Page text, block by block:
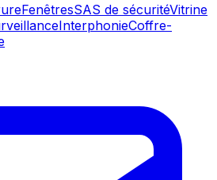
FenêtresSAS de sécuritéVitrine
InterphonieCoffre-